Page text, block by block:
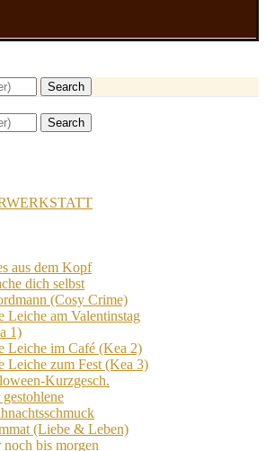
Search
Search
aus dem Kopf
dich selbst
(Cosy Crime)
Leiche am Valentinstag
1)
Leiche im Café (Kea 2)
Leiche zum Fest (Kea 3)
Kurzgesch.
(Liebe & Leben)
bis morgen